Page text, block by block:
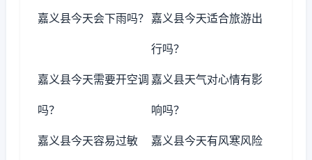
嘉义县今天会下雨吗？ 嘉义县今天适合旅游出
行吗？
嘉义县今天需要开空调
吗？
嘉义县天气对心情有影
响吗？
嘉义县今天容易过敏 嘉义县今天有风寒风险